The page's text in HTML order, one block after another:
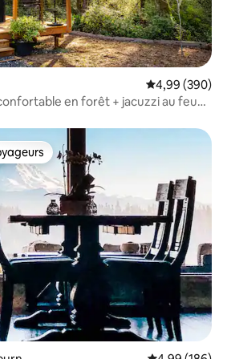
Évaluation
4,99 (390)
en forêt + jacuzzi au feu
les plus appréciés